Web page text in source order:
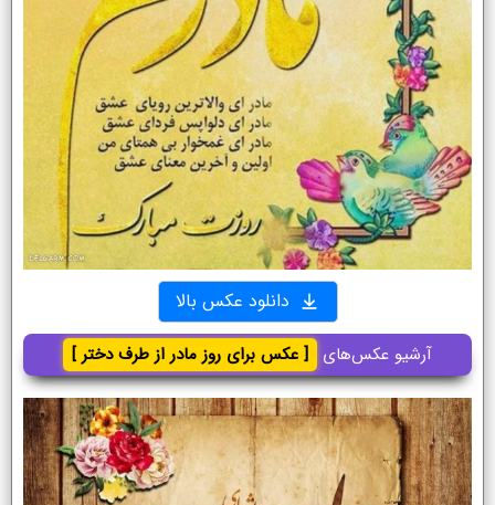
دانلود عکس بالا
آرشیو عکس‌های [ عکس برای روز مادر از طرف دختر ]